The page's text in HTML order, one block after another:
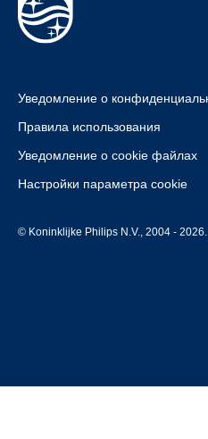
Уведомление о
Правила использования
Уведомление о cookie файлах
Настройки параметра cookie
© Koninklijke Philips N.V., 2004 -